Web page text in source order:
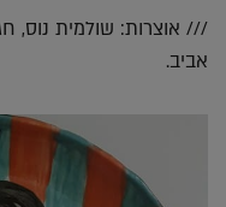
אביב.